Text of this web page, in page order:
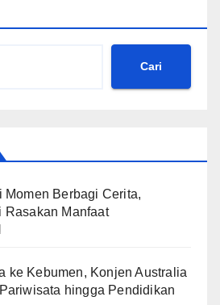
Cari
Momen Berbagi Cerita,
Rasakan Manfaat
ke Kebumen, Konjen Australia
hingga Pendidikan